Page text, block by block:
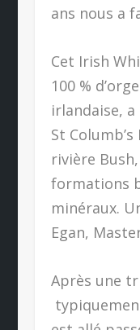
ans nous a
Cet Irish
100 %
irlandaise, a
St
rivière
formations
minéraux.
Egan,
Après une